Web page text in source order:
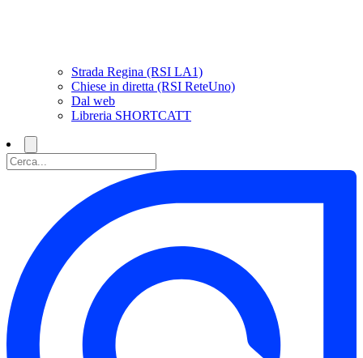
Strada Regina (RSI LA1)
Chiese in diretta (RSI ReteUno)
Dal web
Libreria SHORTCATT